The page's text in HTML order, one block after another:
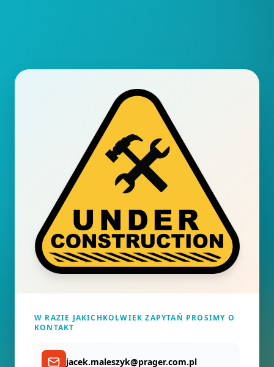
W RAZIE JAKICHKOLWIEK ZAPYTAŃ PROSIMY O
KONTAKT
jacek.maleszyk@prager.com.pl